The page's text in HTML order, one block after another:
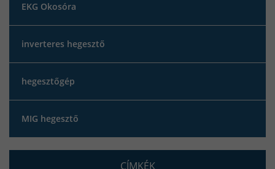
EKG Okosóra
inverteres hegesztő
hegesztőgép
MIG hegesztő
CÍMKÉK